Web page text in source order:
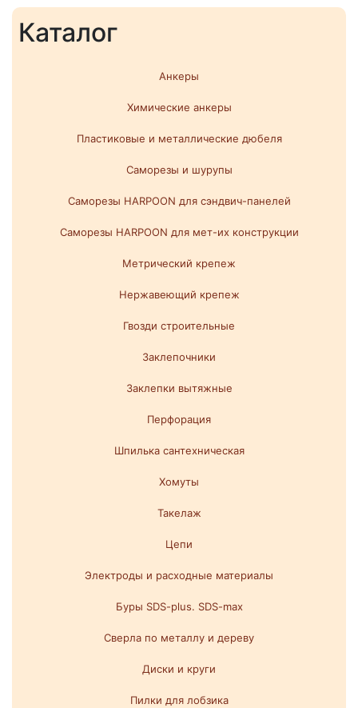
Каталог
Анкеры
Химические анкеры
Пластиковые и металлические дюбеля
Саморезы и шурупы
Саморезы HARPOON для сэндвич-панелей
Саморезы HARPOON для мет-их конструкции
Метрический крепеж
Нержавеющий крепеж
Гвозди строительные
Заклепочники
Заклепки вытяжные
Перфорация
Шпилька сантехническая
Хомуты
Такелаж
Цепи
Электроды и расходные материалы
Буры SDS-plus. SDS-max
Сверла по металлу и дереву
Диски и круги
Пилки для лобзика